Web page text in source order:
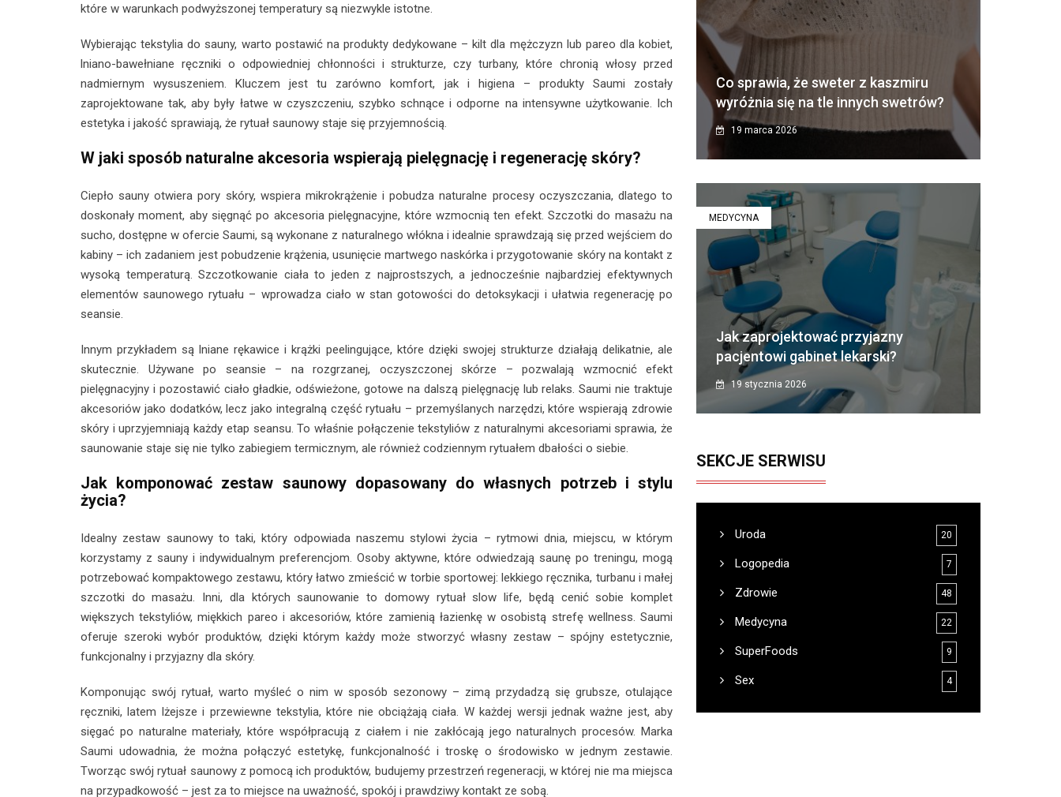
które w warunkach podwyższonej temperatury są niezwykle istotne.
Wybierając tekstylia do sauny, warto postawić na produkty dedykowane – kilt dla mężczyzn lub pareo dla kobiet,
lniano-bawełniane ręczniki o odpowiedniej chłonności i strukturze, czy turbany, które chronią włosy przed
nadmiernym wysuszeniem. Kluczem jest tu zarówno komfort, jak i higiena – produkty Saumi zostały
zaprojektowane tak, aby były łatwe w czyszczeniu, szybko schnące i odporne na intensywne użytkowanie. Ich
estetyka i jakość sprawiają, że rytuał saunowy staje się przyjemnością.
W jaki sposób naturalne akcesoria wspierają pielęgnację i regenerację skóry?
Ciepło sauny otwiera pory skóry, wspiera mikrokrążenie i pobudza naturalne procesy oczyszczania, dlatego to
doskonały moment, aby sięgnąć po akcesoria pielęgnacyjne, które wzmocnią ten efekt. Szczotki do masażu na
sucho, dostępne w ofercie Saumi, są wykonane z naturalnego włókna i idealnie sprawdzają się przed wejściem do
kabiny – ich zadaniem jest pobudzenie krążenia, usunięcie martwego naskórka i przygotowanie skóry na kontakt z
wysoką temperaturą. Szczotkowanie ciała to jeden z najprostszych, a jednocześnie najbardziej efektywnych
elementów saunowego rytuału – wprowadza ciało w stan gotowości do detoksykacji i ułatwia regenerację po
seansie.
Innym przykładem są lniane rękawice i krążki peelingujące, które dzięki swojej strukturze działają delikatnie, ale
skutecznie. Używane po seansie – na rozgrzanej, oczyszczonej skórze – pozwalają wzmocnić efekt
pielęgnacyjny i pozostawić ciało gładkie, odświeżone, gotowe na dalszą pielęgnację lub relaks. Saumi nie traktuje
akcesoriów jako dodatków, lecz jako integralną część rytuału – przemyślanych narzędzi, które wspierają zdrowie
skóry i uprzyjemniają każdy etap seansu. To właśnie połączenie tekstyliów z naturalnymi akcesoriami sprawia, że
saunowanie staje się nie tylko zabiegiem termicznym, ale również codziennym rytuałem dbałości o siebie.
Jak komponować zestaw saunowy dopasowany do własnych potrzeb i stylu
życia?
Idealny zestaw saunowy to taki, który odpowiada naszemu stylowi życia – rytmowi dnia, miejscu, w którym
korzystamy z sauny i indywidualnym preferencjom. Osoby aktywne, które odwiedzają saunę po treningu, mogą
potrzebować kompaktowego zestawu, który łatwo zmieścić w torbie sportowej: lekkiego ręcznika, turbanu i małej
szczotki do masażu. Inni, dla których saunowanie to domowy rytuał slow life, będą cenić sobie komplet
większych tekstyliów, miękkich pareo i akcesoriów, które zamienią łazienkę w osobistą strefę wellness. Saumi
oferuje szeroki wybór produktów, dzięki którym każdy może stworzyć własny zestaw – spójny estetycznie,
funkcjonalny i przyjazny dla skóry.
Komponując swój rytuał, warto myśleć o nim w sposób sezonowy – zimą przydadzą się grubsze, otulające
ręczniki, latem lżejsze i przewiewne tekstylia, które nie obciążają ciała. W każdej wersji jednak ważne jest, aby
sięgać po naturalne materiały, które współpracują z ciałem i nie zakłócają jego naturalnych procesów. Marka
Saumi udowadnia, że można połączyć estetykę, funkcjonalność i troskę o środowisko w jednym zestawie.
Tworząc swój rytuał saunowy z pomocą ich produktów, budujemy przestrzeń regeneracji, w której nie ma miejsca
na przypadkowość – jest za to miejsce na uważność, spokój i prawdziwy kontakt ze sobą.
Co sprawia, że sweter z kaszmiru
wyróżnia się na tle innych swetrów?
19 marca 2026
MEDYCYNA
Jak zaprojektować przyjazny
pacjentowi gabinet lekarski?
19 stycznia 2026
SEKCJE SERWISU
Uroda 20
Logopedia 7
Zdrowie 48
Medycyna 22
SuperFoods 9
Sex 4